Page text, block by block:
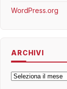
WordPress.org
ARCHIVI
Archivi